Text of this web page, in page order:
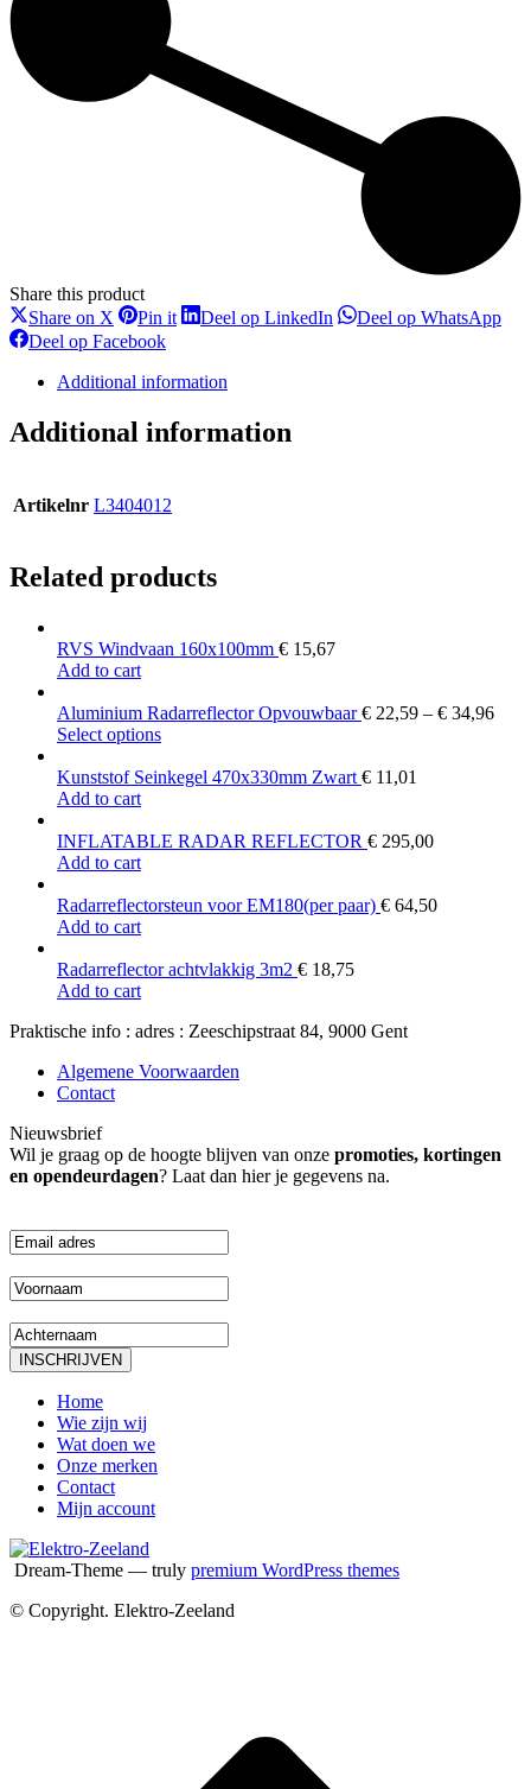
Share this product
Share on X Deel
op
X
Pin itDeelDeel op LinkedIn DeelDeel op WhatsApp
Deel op FacebookDeel
Facebook
Additional information
Additional information
Artikelnr L3404012
Related products
RVS Windvaan 160x100mm € 15,67
Add to cart
Aluminium Radarreflector Opvouwbaar€ 22,59 – € 34,96
Select optionsThis
has
The
be
the
Kunststof Seinkegel 470x330mm Zwart € 11,01
Add to cart
INFLATABLE RADAR REFLECTOR € 295,00
Add to cart
Radarreflectorsteun voor EM180(per paar) € 64,50
Add to cart
Radarreflector achtvlakkig 3m2 € 18,75
Add to cart
Praktische info : adres : Zeeschipstraat 84, 9000 Gent
Algemene Voorwaarden
Contact
Nieuwsbrief
Wil je graag op de hoogte blijven van onze promoties, kortingen
en opendeurdagen? Laat dan hier je gegevens na.
Home
Wie zijn wij
Wat doen we
Onze merken
Contact
Mijn account
Dream-Theme — truly premium WordPress themes
© Copyright. Elektro-Zeeland